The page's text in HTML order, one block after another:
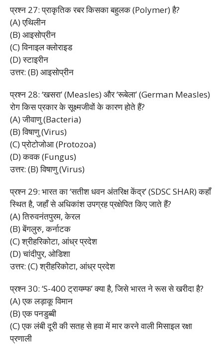
प्रश्न 27: प्राकृतिक रबर किसका बहुलक (Polymer) है?
(A) एथिलीन
(B) आइसोप्रीन
(C) विनाइल क्लोराइड
(D) स्टाइरीन
उत्तर: (B) आइसोप्रीन
प्रश्न 28: ‘खसरा’ (Measles) और ‘रूबेला’ (German Measles)
रोग किस प्रकार के सूक्ष्मजीवों के कारण होते हैं?
(A) जीवाणु (Bacteria)
(B) विषाणु (Virus)
(C) प्रोटोजोआ (Protozoa)
(D) कवक (Fungus)
उत्तर: (B) विषाणु (Virus)
प्रश्न 29: भारत का ‘सतीश धवन अंतरिक्ष केंद्र’ (SDSC SHAR) कहाँ
स्थित है, जहाँ से अधिकांश उपग्रह प्रक्षेपित किए जाते हैं?
(A) तिरुवनंतपुरम, केरल
(B) बेंगलुरु, कर्नाटक
(C) श्रीहरिकोटा, आंध्र प्रदेश
(D) चांदीपुर, ओडिशा
उत्तर: (C) श्रीहरिकोटा, आंध्र प्रदेश
प्रश्न 30: ‘S-400 ट्रायम्फ’ क्या है, जिसे भारत ने रूस से खरीदा है?
(A) एक लड़ाकू विमान
(B) एक पनडुब्बी
(C) एक लंबी दूरी की सतह से हवा में मार करने वाली मिसाइल रक्षा
प्रणाली